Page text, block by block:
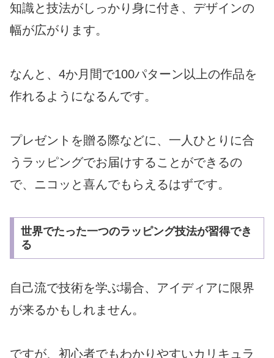
知識と技法がしっかり身に付き、 デザインの
幅が広がります。
なんと、 4か月間で100パターン以上の作品を
作れるようになるんです。
プレゼントを贈る際などに、 一人ひとりに合
うラッピングでお届けすることができるの
で、 ニコッと喜んでもらえるはずです。
世界でたった一つのラッピング技法が習得でき
る
自己流で技術を学ぶ場合、 アイディアに限界
が来るかもしれません。
ですが、 初心者でもわかりやすいカリキュラ